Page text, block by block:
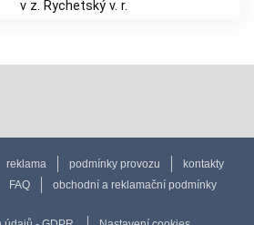
v z. Rychetský v. r.
reklama podmínky provozu
kontakty
FAQ obchodní a reklamační podmínky